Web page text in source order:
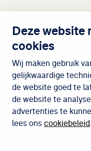
Deze website
cookies
Wij maken gebruik
gelijkwaardige
de website goed te
de website te
advertenties te
lees ons cookiebeleid
Wijken
Meedoen